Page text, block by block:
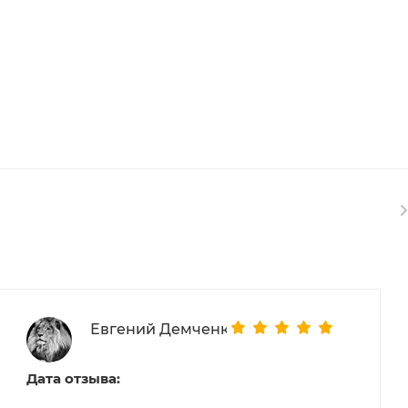
Евгений Демченко
Дата отзыва: